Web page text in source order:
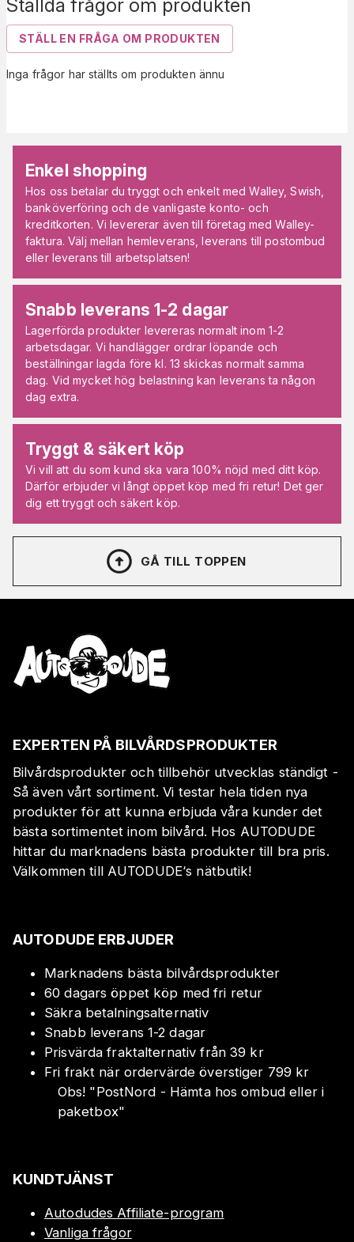
Ställda frågor om produkten
STÄLL EN FRÅGA OM PRODUKTEN
Inga frågor har ställts om produkten ännu
Enkel shopping
Hos oss betalar du tryggt och enkelt med Walley, Swish,
banköverföring och de vanligaste konto- och
kreditkorten. Vi levererar även till företag med Walley-
faktura. Välj mellan hemleverans, leverans till postombud
eller leverans till arbetsplatsen!
Snabb leverans 1-2 dagar
Lagerförda produkter levereras normalt inom 1-2
arbetsdagar. Vi handlägger ordrar löpande och
beställningar lagda före kl. 13 skickas normalt samma
dag. Vid mycket hög belastning kan leverans ta någon
dag extra.
Tryggt & säkert köp
Vi vill att du som kund ska vara 100% nöjd med ditt köp.
Därför erbjuder vi långt öppet köp med fri retur! Det ger
dig ett tryggt och säkert köp.
GÅ TILL TOPPEN
EXPERTEN PÅ BILVÅRDSPRODUKTER
Bilvårdsprodukter och tillbehör utvecklas ständigt -
Så även vårt sortiment. Vi testar hela tiden nya
produkter för att kunna erbjuda våra kunder det
bästa sortimentet inom bilvård. Hos AUTODUDE
hittar du marknadens bästa produkter till bra pris.
Välkommen till AUTODUDE‘s nätbutik!
AUTODUDE ERBJUDER
Marknadens bästa bilvårdsprodukter
60 dagars öppet köp med fri retur
Säkra betalningsalternativ
Snabb leverans 1-2 dagar
Prisvärda fraktalternativ från 39 kr
Fri frakt när ordervärde överstiger 799 kr
Obs! "PostNord - Hämta hos ombud eller i
paketbox"
KUNDTJÄNST
Autodudes Affiliate-program
Vanliga frågor